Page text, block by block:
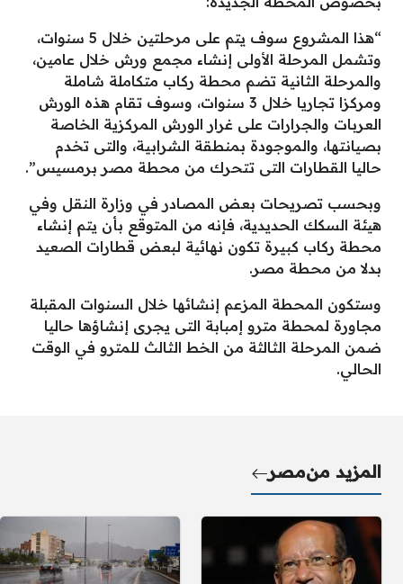
“هذا المشروع سوف يتم على مرحلتين خلال 5 سنوات،
وتشمل المرحلة الأولى إنشاء مجمع ورش خلال عامين،
والمرحلة الثانية تضم محطة ركاب متكاملة شاملة
ومركزا تجاريا خلال 3 سنوات، وسوف تقام هذه الورش
العربات والجرارات على غرار الورش المركزية الخاصة
بصيانتها، والموجودة بمنطقة الشرابية، والتى تخدم
حاليا القطارات التى تتحرك من محطة مصر برمسيس”.
وبحسب تصريحات بعض المصادر في وزارة النقل وفي
هيئة السكك الحديدية، فإنه من المتوقع بأن يتم إنشاء
محطة ركاب كبيرة تكون نهائية لبعض قطارات الصعيد
بدلا من محطة مصر.
وستكون المحطة المزعم إنشائها خلال السنوات المقبلة
مجاورة لمحطة مترو إمبابة التى يجرى إنشاؤها حاليا
ضمن المرحلة الثالثة من الخط الثالث للمترو في الوقت
الحالي.
المزيد منمصر